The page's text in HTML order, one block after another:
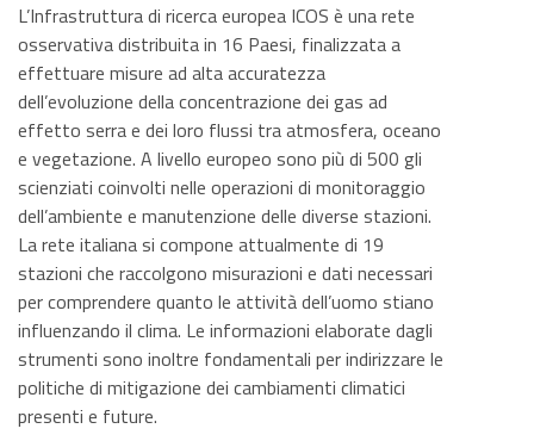
L’Infrastruttura di ricerca europea ICOS è una rete
osservativa distribuita in 16 Paesi, finalizzata a
effettuare misure ad alta accuratezza
dell’evoluzione della concentrazione dei gas ad
effetto serra e dei loro flussi tra atmosfera, oceano
e vegetazione. A livello europeo sono più di 500 gli
scienziati coinvolti nelle operazioni di monitoraggio
dell’ambiente e manutenzione delle diverse stazioni.
La rete italiana si compone attualmente di 19
stazioni che raccolgono misurazioni e dati necessari
per comprendere quanto le attività dell’uomo stiano
influenzando il clima. Le informazioni elaborate dagli
strumenti sono inoltre fondamentali per indirizzare le
politiche di mitigazione dei cambiamenti climatici
presenti e future.